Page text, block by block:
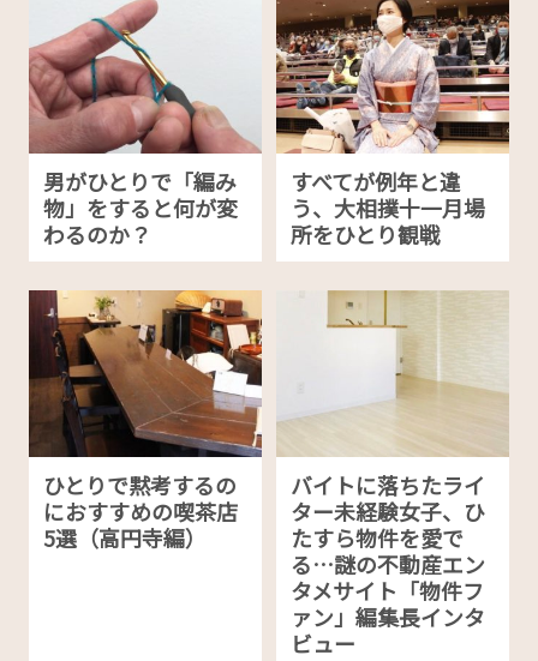
男がひとりで「編み
物」をすると何が変
わるのか？
すべてが例年と違
う、大相撲十一月場
所をひとり観戦
ひとりで黙考するの
におすすめの喫茶店
5選（高円寺編）
バイトに落ちたライ
ター未経験女子、ひ
たすら物件を愛で
る…謎の不動産エン
タメサイト「物件フ
ァン」編集長インタ
ビュー